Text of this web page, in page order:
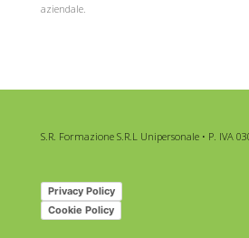
aziendale.
S.R. Formazione S.R.L Unipersonale • P. IVA
Privacy Policy
Cookie Policy